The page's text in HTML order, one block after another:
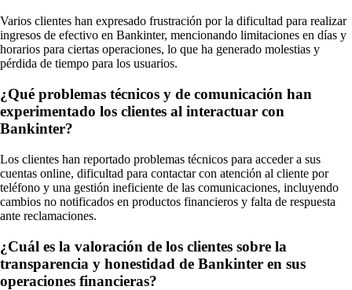
Varios clientes han expresado frustración por la dificultad para realizar
ingresos de efectivo en Bankinter, mencionando limitaciones en días y
horarios para ciertas operaciones, lo que ha generado molestias y
pérdida de tiempo para los usuarios.
¿Qué problemas técnicos y de comunicación han
experimentado los clientes al interactuar con
Bankinter?
Los clientes han reportado problemas técnicos para acceder a sus
cuentas online, dificultad para contactar con atención al cliente por
teléfono y una gestión ineficiente de las comunicaciones, incluyendo
cambios no notificados en productos financieros y falta de respuesta
ante reclamaciones.
¿Cuál es la valoración de los clientes sobre la
transparencia y honestidad de Bankinter en sus
operaciones financieras?